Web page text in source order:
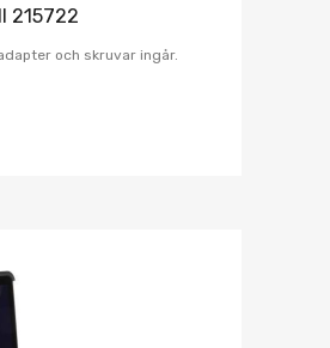
215722
och skruvar ingår.